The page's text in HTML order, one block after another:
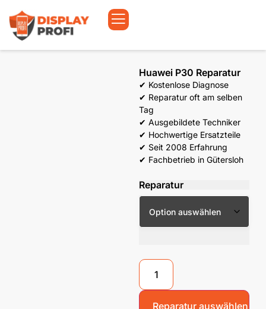
Huawei P30 Reparatur
✔ Kostenlose Diagnose
✔ Reparatur oft am selben
Tag
✔ Ausgebildete Techniker
✔ Hochwertige Ersatzteile
✔ Seit 2008 Erfahrung
✔ Fachbetrieb in Gütersloh
Reparatur
Reparatur auswählen